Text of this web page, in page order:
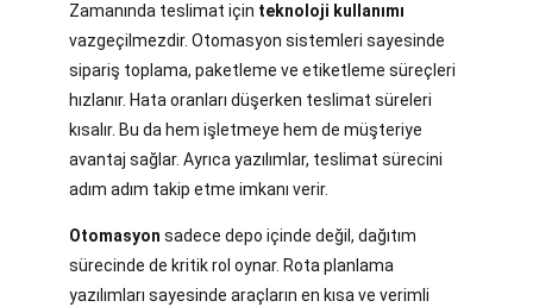
Zamanında teslimat için teknoloji kullanımı
vazgeçilmezdir. Otomasyon sistemleri sayesinde
sipariş toplama, paketleme ve etiketleme süreçleri
hızlanır. Hata oranları düşerken teslimat süreleri
kısalır. Bu da hem işletmeye hem de müşteriye
avantaj sağlar. Ayrıca yazılımlar, teslimat sürecini
adım adım takip etme imkanı verir.
Otomasyon sadece depo içinde değil, dağıtım
sürecinde de kritik rol oynar. Rota planlama
yazılımları sayesinde araçların en kısa ve verimli